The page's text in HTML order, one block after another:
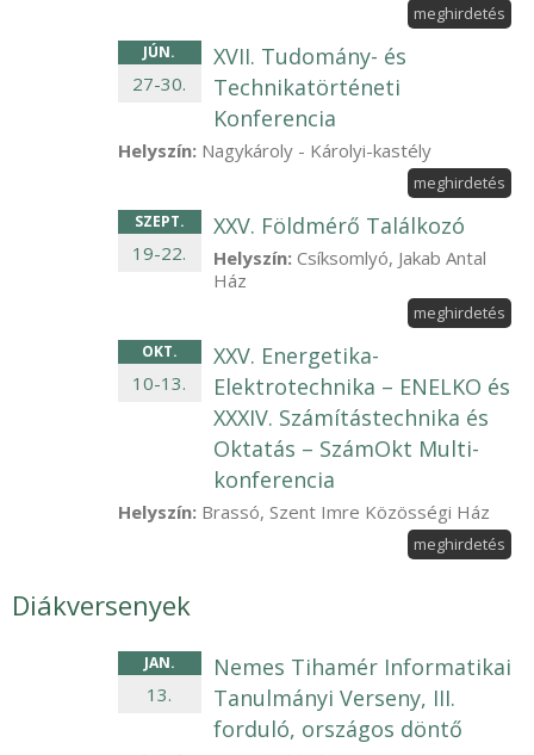
meghirdetés
JÚN.
27-30.
XVII. Tudomány- és
Technikatörténeti
Konferencia
Helyszín: Nagykároly - Károlyi-kastély
meghirdetés
SZEPT.
19-22.
XXV. Földmérő Találkozó
Helyszín: Csíksomlyó, Jakab Antal
Ház
meghirdetés
OKT.
10-13.
XXV. Energetika-
Elektrotechnika – ENELKO és
XXXIV. Számítástechnika és
Oktatás – SzámOkt Multi-
konferencia
Helyszín: Brassó, Szent Imre Közösségi Ház
meghirdetés
Diákversenyek
JAN.
13.
Nemes Tihamér Informatikai
Tanulmányi Verseny, III.
forduló, országos döntő